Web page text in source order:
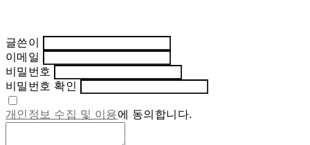
글쓴이
이메일
비밀번호
비밀번호 확인
개인정보 수집 및 이용에 동의합니다.